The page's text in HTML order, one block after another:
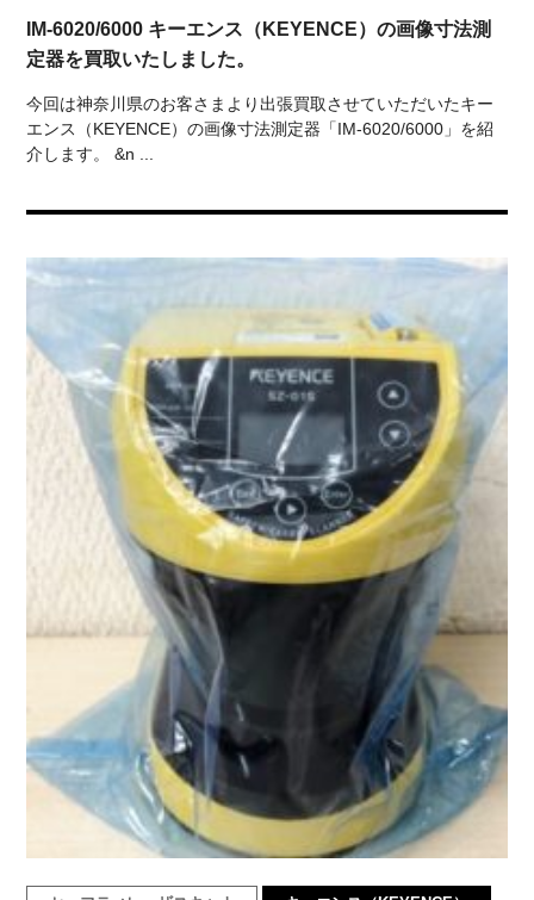
IM-6020/6000 キーエンス（KEYENCE）の画像寸法測
定器を買取いたしました。
今回は神奈川県のお客さまより出張買取させていただいたキー
エンス（KEYENCE）の画像寸法測定器「IM-6020/6000」を紹
介します。 &n ...